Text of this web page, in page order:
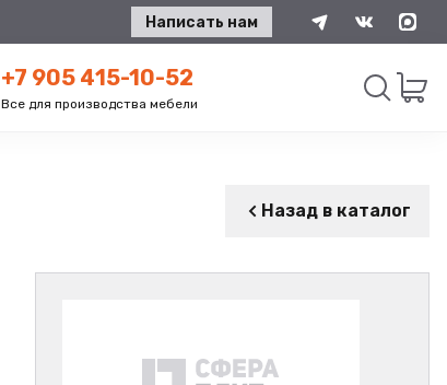
Написать нам
+7 905 415-10-52
Все для производства мебели
Назад в каталог